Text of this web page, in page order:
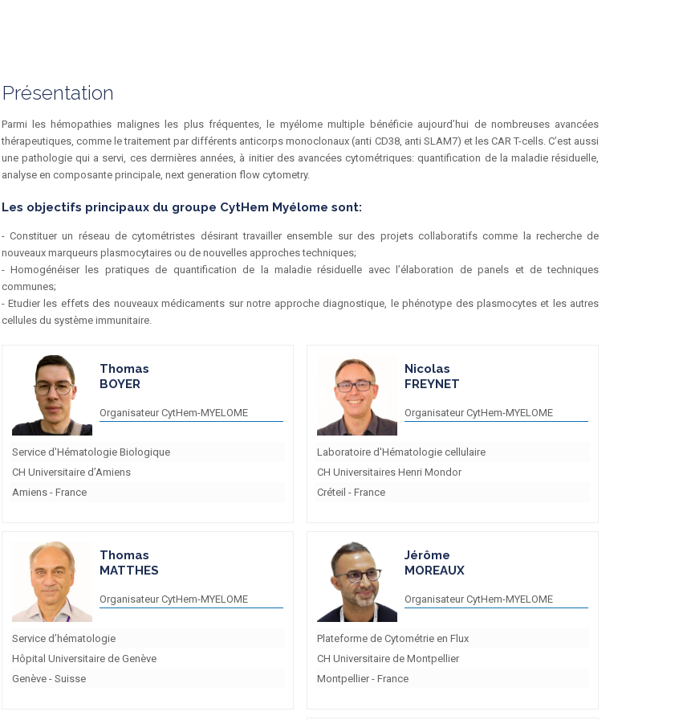
Présentation
Parmi les hémopathies malignes les plus fréquentes, le myélome multiple bénéficie aujourd’hui de nombreuses avancées
thérapeutiques, comme le traitement par différents anticorps monoclonaux (anti CD38, anti SLAM7) et les CAR T-cells. C’est aussi
une pathologie qui a servi, ces derrnières années, à initier des avancées cytométriques: quantification de la maladie résiduelle,
analyse en composante principale, next generation flow cytometry.
Les objectifs principaux du groupe CytHem Myélome sont:
- Constituer un réseau de cytométristes désirant travailler ensemble sur des projets collaboratifs comme la recherche de
nouveaux marqueurs plasmocytaires ou de nouvelles approches techniques;
- Homogénéiser les pratiques de quantification de la maladie résiduelle avec l’élaboration de panels et de techniques
communes;
- Etudier les effets des nouveaux médicaments sur notre approche diagnostique, le phénotype des plasmocytes et les autres
cellules du système immunitaire.
Thomas
BOYER
Organisateur CytHem-MYELOME
Service d'Hématologie Biologique
CH Universitaire d’Amiens
Amiens - France
Nicolas
FREYNET
Organisateur CytHem-MYELOME
Laboratoire d'Hématologie cellulaire
CH Universitaires Henri Mondor
Créteil - France
Thomas
MATTHES
Organisateur CytHem-MYELOME
Service d’hématologie
Hôpital Universitaire de Genève
Genève - Suisse
Jérôme
MOREAUX
Organisateur CytHem-MYELOME
Plateforme de Cytométrie en Flux
CH Universitaire de Montpellier
Montpellier - France